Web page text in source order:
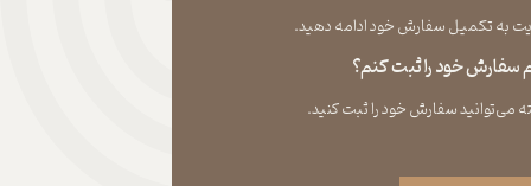
به تکمیل سفارش خود ادامه دهید.​​​​​​​
سفارش خود را ثبت کنم؟